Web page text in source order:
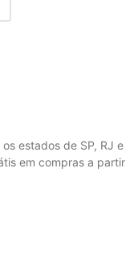
estados de SP, RJ e
em compras a partir